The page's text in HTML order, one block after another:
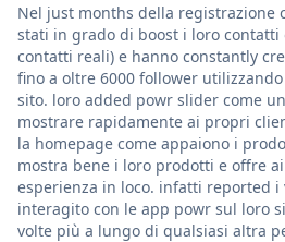
Nel just months della registrazione
stati in grado di boost i loro contatti
contatti reali) e hanno constantly
fino a oltre 6000 follower
sito. loro added powr slider come
mostrare rapidamente ai propri
la homepage come appaiono i
mostra bene i loro prodotti e offre
esperienza in loco. infatti reported
interagito con le app powr sul loro
volte più a lungo di qualsiasi altra